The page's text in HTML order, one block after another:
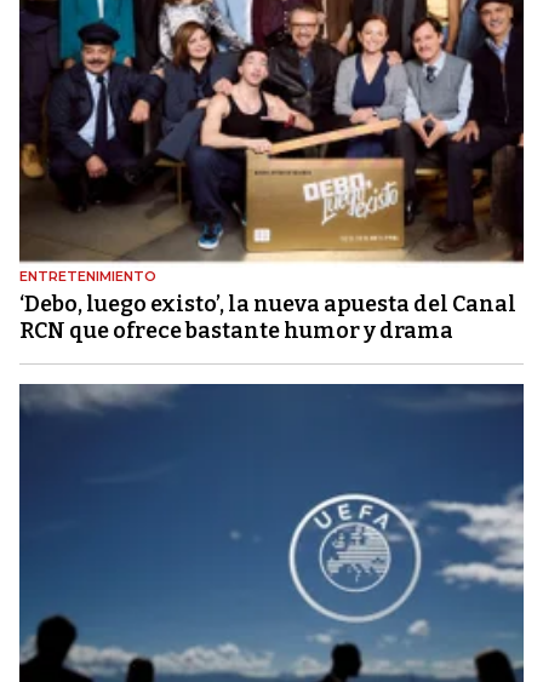
ENTRETENIMIENTO
‘Debo, luego existo’, la nueva apuesta del Canal
RCN que ofrece bastante humor y drama